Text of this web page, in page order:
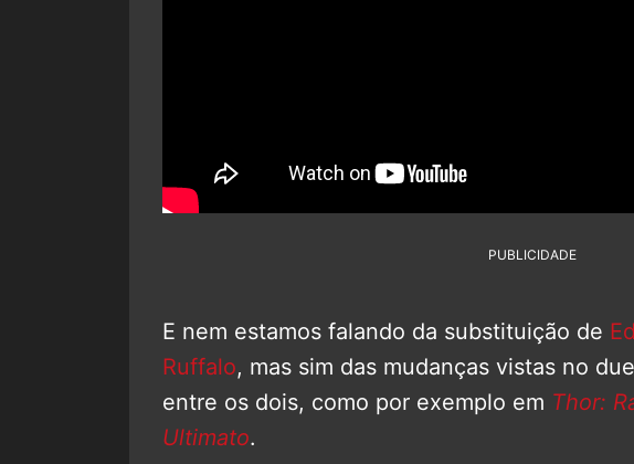
PUBLICIDADE
E nem estamos falando da substituição de
Ruffalo, mas sim das mudanças vistas no
entre os dois, como por exemplo em Thor:
Ultimato.